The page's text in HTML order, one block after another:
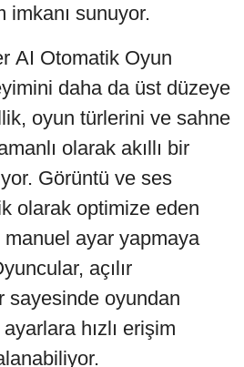
imkanı sunuyor.
AI Otomatik Oyun
daha da üst düzeye
oyun türlerini ve sahne
olarak akıllı bir
Görüntü ve ses
olarak optimize eden
ayar yapmaya
açılır
sayesinde oyundan
hızlı erişim